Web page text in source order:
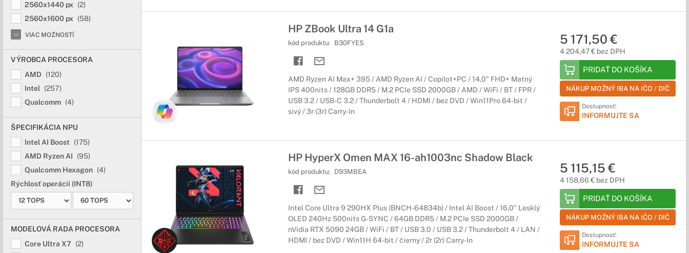
Elegantný dizajn v kombinácii s najmodernejšími technológiami či pokročilými funkciami umelej inteligencie prináša modelový rad notebookov
Notebooky HP s Copilot+ PC
Začína nová éra umelej inteligencie
Najrýchlejšie a najinteligentnejšie notebooky so systémom Windows v histórii. Notebooky Copilot+
sú vybavené najnovšími nástrojmi umelej inteligencie, ktoré urýchľujú vašu produktivitu a kreativitu.
2560x1440 px
(2)
2560x1600 px
(58)
VIAC MOŽNOSTÍ
VÝROBCA PROCESORA
AMD (120)
Intel
(257)
Qualcomm (4)
ŠPECIFIKÁCIA NPU
Intel AI Boost
(175)
AMD Ryzen AI
(95)
Qualcomm Hexagon (4)
Rýchlosť operácií (INT8)
MODELOVÁ RADA PROCESORA
Core Ultra X7
(2)
HP ZBook Ultra 14 G1a
kód produktu: B30FYES
AMD Ryzen AI Max+ 395 / AMD Ryzen AI / Copilot+PC / 14,0" FHD+ Matný
IPS 400nits / 128GB DDR5 / M.2 PCIe SSD 2000GB / AMD / WiFi / BT / FPR /
USB 3.2 / USB-C 3.2 / Thunderbolt 4 / HDMI / bez DVD / Win11Pro 64-bit /
sivý / 3r (3r) Carry-In
5 171,50 €
4 204,47 € bez DPH
PRIDAŤ DO KOŠÍKA
NÁKUP MOŽNÝ IBA NA IČO / DIČ
Dostupnosť:
INFORMUJTE SA
HP HyperX Omen MAX 16-ah1003nc Shadow Black
kód produktu: D93MBEA
Intel Core Ultra 9 290HX Plus (BNCH-64834b) / Intel AI Boost / 16,0" Lesklý
OLED 240Hz 500nits G-SYNC / 64GB DDR5 / M.2 PCIe SSD 2000GB /
nVidia RTX 5090 24GB / WiFi / BT / USB 3.0 / USB 3.2 / Thunderbolt 4 / LAN /
HDMI / bez DVD / Win11H 64-bit / čierny / 2r (2r) Carry-In
5 115,15 €
4 158,66 € bez DPH
PRIDAŤ DO KOŠÍKA
NÁKUP MOŽNÝ IBA NA IČO / DIČ
Dostupnosť:
INFORMUJTE SA